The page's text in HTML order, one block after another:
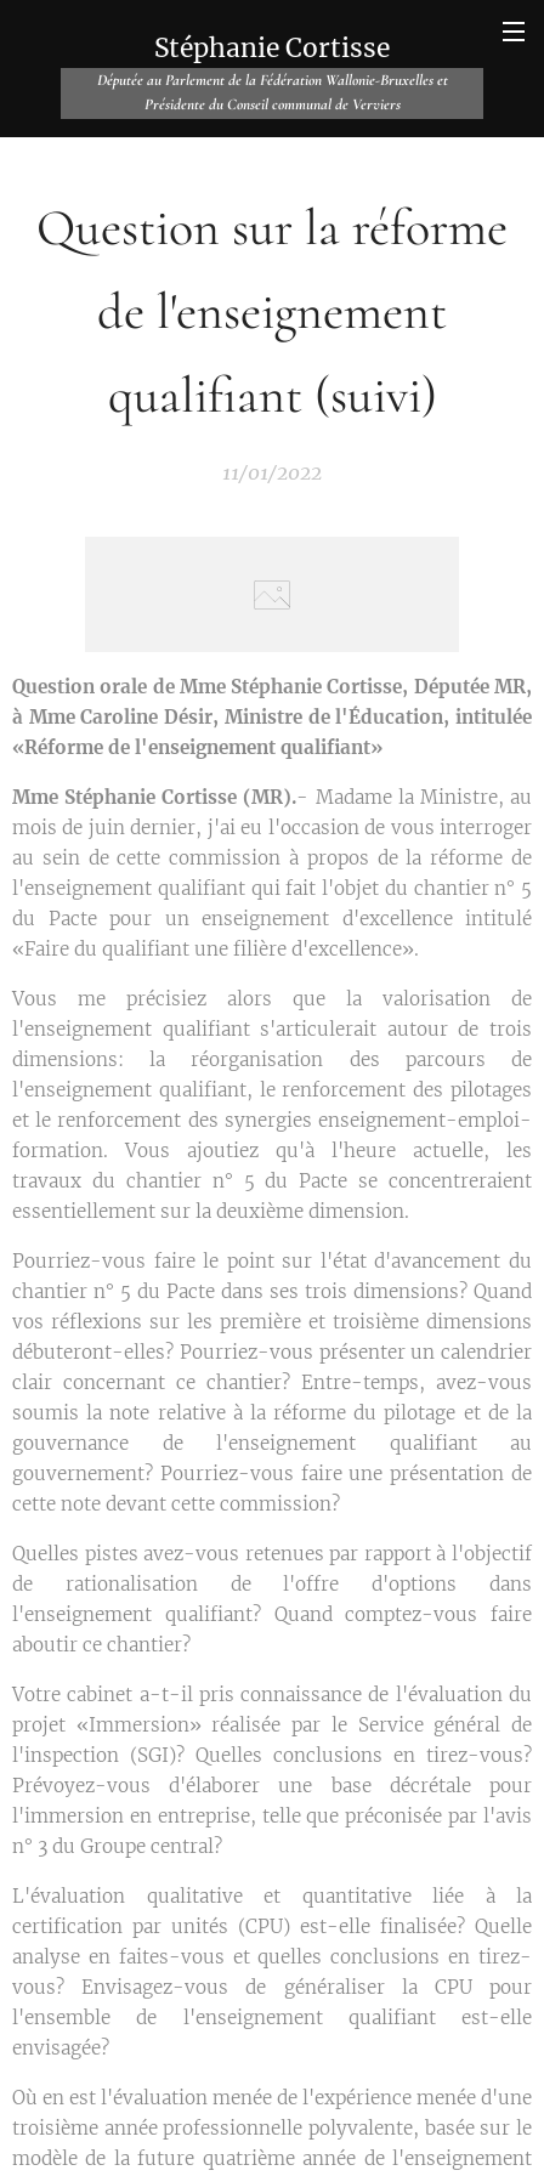
Stéphanie Cortisse
Députée au Parlement de la Fédération Wallonie-Bruxelles et
Présidente du Conseil communal de Verviers
Question sur la réforme
de l'enseignement
qualifiant (suivi)
11/01/2022
Question orale de Mme Stéphanie Cortisse, Députée MR,
à Mme Caroline Désir, Ministre de l'Éducation, intitulée
«Réforme de l'enseignement qualifiant»
Mme Stéphanie Cortisse (MR).- Madame la Ministre, au
mois de juin dernier, j'ai eu l'occasion de vous interroger
au sein de cette commission à propos de la réforme de
l'enseignement qualifiant qui fait l'objet du chantier n° 5
du Pacte pour un enseignement d'excellence intitulé
«Faire du qualifiant une filière d'excellence».
Vous me précisiez alors que la valorisation de
l'enseignement qualifiant s'articulerait autour de trois
dimensions: la réorganisation des parcours de
l'enseignement qualifiant, le renforcement des pilotages
et le renforcement des synergies enseignement-emploi-
formation. Vous ajoutiez qu'à l'heure actuelle, les
travaux du chantier n° 5 du Pacte se concentreraient
essentiellement sur la deuxième dimension.
Pourriez-vous faire le point sur l'état d'avancement du
chantier n° 5 du Pacte dans ses trois dimensions? Quand
vos réflexions sur les première et troisième dimensions
débuteront-elles? Pourriez-vous présenter un calendrier
clair concernant ce chantier? Entre-temps, avez-vous
soumis la note relative à la réforme du pilotage et de la
gouvernance de l'enseignement qualifiant au
gouvernement? Pourriez-vous faire une présentation de
cette note devant cette commission?
Quelles pistes avez-vous retenues par rapport à l'objectif
de rationalisation de l'offre d'options dans
l'enseignement qualifiant? Quand comptez-vous faire
aboutir ce chantier?
Votre cabinet a-t-il pris connaissance de l'évaluation du
projet «Immersion» réalisée par le Service général de
l'inspection (SGI)? Quelles conclusions en tirez-vous?
Prévoyez-vous d'élaborer une base décrétale pour
l'immersion en entreprise, telle que préconisée par l'avis
n° 3 du Groupe central?
L'évaluation qualitative et quantitative liée à la
certification par unités (CPU) est-elle finalisée? Quelle
analyse en faites-vous et quelles conclusions en tirez-
vous? Envisagez-vous de généraliser la CPU pour
l'ensemble de l'enseignement qualifiant est-elle
envisagée?
Où en est l'évaluation menée de l'expérience menée d'une
troisième année professionnelle polyvalente, basée sur le
modèle de la future quatrième année de l'enseignement